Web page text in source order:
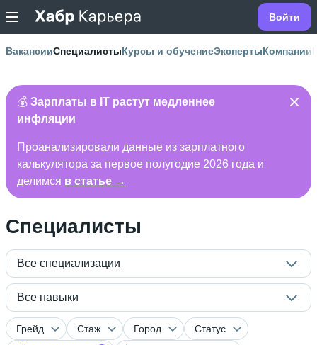
Войти
ВакансииСпециалистыКурсы и обучениеЭкспертыКомпании
💰 Зарплаты в IT растут медленнее
инфляции
Проанализировали данные из зарплатного
калькулятора за первое полугодие 2026 года и
делимся в статье →
Специалисты
Все специализации
Все навыки
Грейд Стаж Город
Статус